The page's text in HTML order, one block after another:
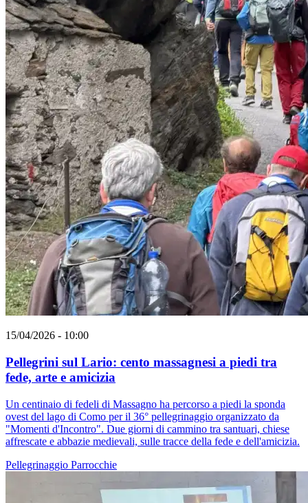
15/04/2026 - 10:00
Pellegrini sul Lario: cento massagnesi a piedi tra
fede, arte e amicizia
Un centinaio di fedeli di Massagno ha percorso a piedi la sponda
ovest del lago di Como per il 36° pellegrinaggio organizzato da
"Momenti d'Incontro". Due giorni di cammino tra santuari, chiese
affrescate e abbazie medievali, sulle tracce della fede e dell'amicizia.
Pellegrinaggio Parrocchie